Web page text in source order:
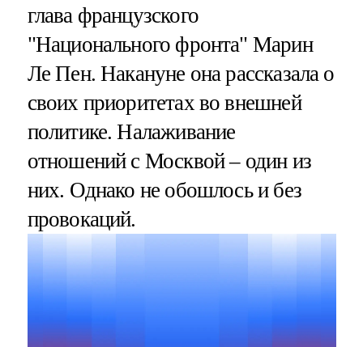
глава французского
"Национального фронта" Марин
Ле Пен. Накануне она рассказала о
своих приоритетах во внешней
политике. Налаживание
отношений с Москвой – один из
них. Однако не обошлось и без
провокаций.